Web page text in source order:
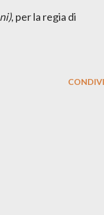
, per la regia di